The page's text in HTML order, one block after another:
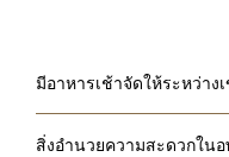
มีอาหารเช้าจัดให้ระหว่าง
สิ่งอำนวยความสะดวกใน